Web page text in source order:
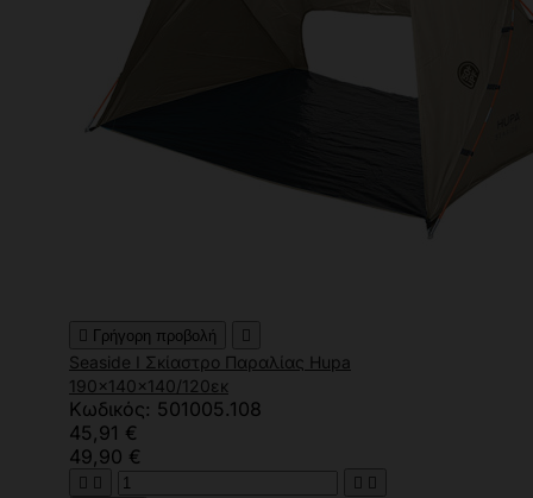
 Γρήγορη προβολή 
Seaside I Σκίαστρο Παραλίας Hupa
190x140x140/120εκ
Κωδικός: 501005.108
45,91 €
49,90 €
   